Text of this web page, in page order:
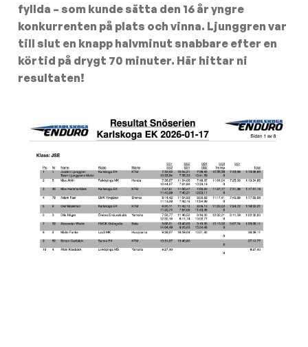
fyllda – som kunde sätta den 16 år yngre
konkurrenten på plats och vinna. Ljunggren var
till slut en knapp halvminut snabbare efter en
körtid på drygt 70 minuter. Här hittar ni
resultaten!